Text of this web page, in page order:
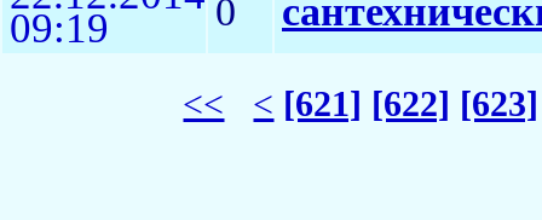
09:19 0
<< < [621] [622] [623]